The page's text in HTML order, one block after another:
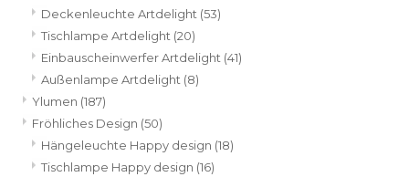
Deckenleuchte Artdelight (53)
Tischlampe Artdelight (20)
Einbauscheinwerfer Artdelight (41)
Außenlampe Artdelight (8)
Ylumen (187)
Fröhliches Design (50)
Hängeleuchte Happy design (18)
Tischlampe Happy design (16)